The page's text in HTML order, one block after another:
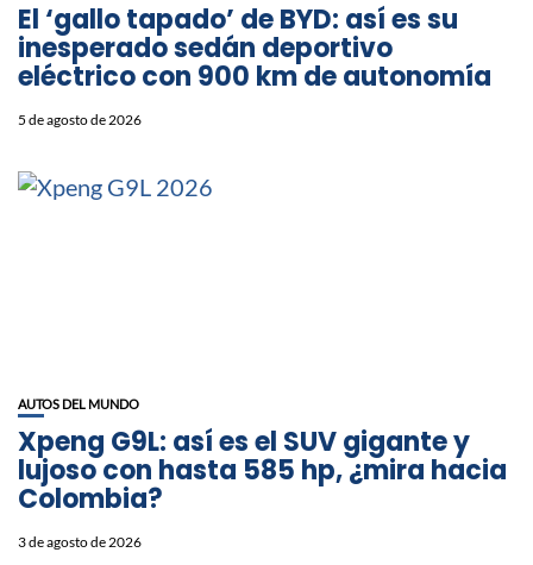
El ‘gallo tapado’ de BYD: así es su
inesperado sedán deportivo
eléctrico con 900 km de autonomía
5 de agosto de 2026
AUTOS DEL MUNDO
Xpeng G9L: así es el SUV gigante y
lujoso con hasta 585 hp, ¿mira hacia
Colombia?
3 de agosto de 2026